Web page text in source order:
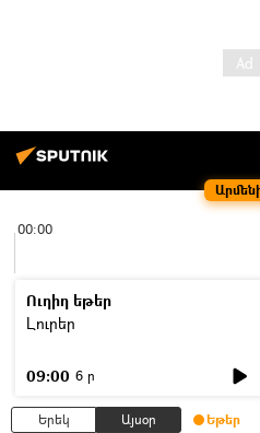
00:00
Ուղիղ եթեր
Լուրեր
09:00 6 ր
Երեկ Այսօր Եթեր